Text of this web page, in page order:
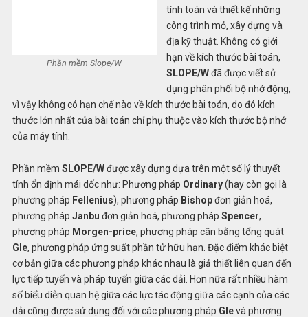
Phần mềm Slope/W
tính toán và thiết kế những
công trình mỏ, xây dựng và
địa kỹ thuật. Không có giới
hạn về kích thước bài toán,
SLOPE/Wđã được viết sử
dụng phân phối bộ nhớ động,
vì vậy không có hạn chế nào về kích thước bài toán, do đó kích
thước lớn nhất của bài toán chỉ phụ thuộc vào kích thước bộ nhớ
của máy tính.
Phần mềm SLOPE/Wđược xây dựng dựa trên một số lý thuyết
tính ổn định mái dốc như: Phương pháp Ordinary(hay còn gọi là
phương pháp Fellenius), phương pháp Bishopđơn giản hoá,
phương pháp Janbu đơn giản hoá, phương pháp Spencer,
phương pháp Morgen-price, phương pháp cân bằng tổng quát
Gle, phương pháp ứng suất phần tử hữu hạn. Đặc điểm khác biệt
cơ bản giữa các phương pháp khác nhau là giả thiết liên quan đến
lực tiếp tuyến và pháp tuyến giữa các dải. Hơn nữa rất nhiều hàm
số biểu diễn quan hệ giữa các lực tác động giữa các cạnh của các
dải cũng được sử dụng đối với các phương pháp Glevà phương